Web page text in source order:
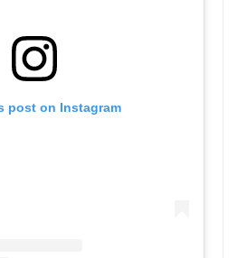
post on Instagram